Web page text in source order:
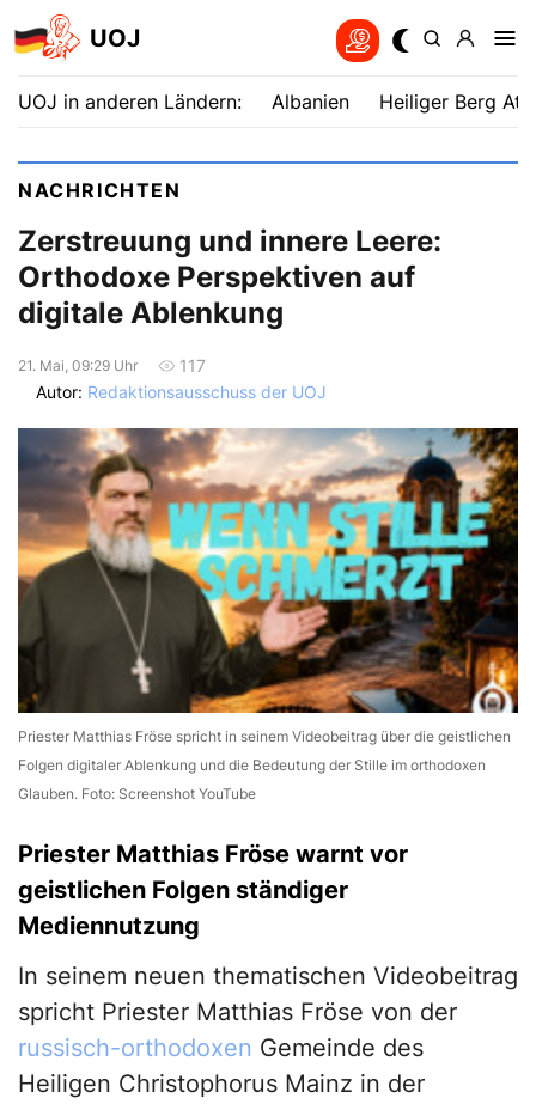
UOJ
UOJ in anderen Ländern: Albanien Heiliger Berg
NACHRICHTEN
Zerstreuung und innere Leere:
Orthodoxe Perspektiven auf
digitale Ablenkung
21. Mai, 09:29 Uhr
117
Autor: Redaktionsausschuss der UOJ
Priester Matthias Fröse spricht in seinem Videobeitrag über die geistlichen
Folgen digitaler Ablenkung und die Bedeutung der Stille im orthodoxen
Glauben. Foto: Screenshot YouTube
Priester Matthias Fröse warnt vor
geistlichen Folgen ständiger
Mediennutzung
In seinem neuen thematischen Videobeitrag
spricht Priester Matthias Fröse von der
russisch-orthodoxen Gemeinde des
Heiligen Christophorus Mainz in der